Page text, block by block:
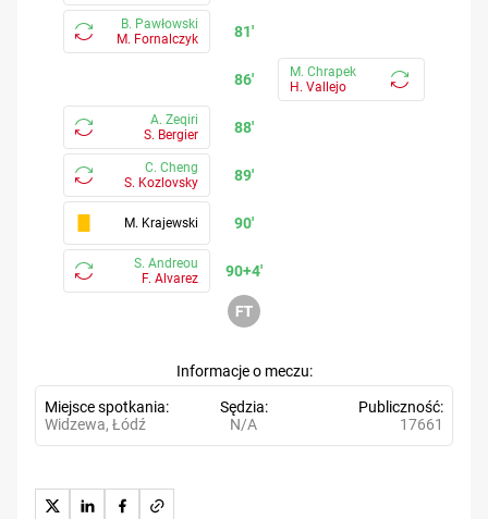
81'
B. Pawłowski
M. Fornalczyk
86'
M. Chrapek
H. Vallejo
88'
A. Zeqiri
S. Bergier
89'
C. Cheng
S. Kozlovsky
90'
M. Krajewski
90+4'
S. Andreou
F. Alvarez
Informacje o meczu
Miejsce spotkania
Widzewa, Łódź
Sędzia
N/A
Publiczność
17661